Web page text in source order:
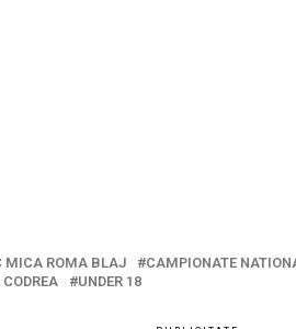
MICA ROMA BLAJ CAMPIONATE
UNDER 18